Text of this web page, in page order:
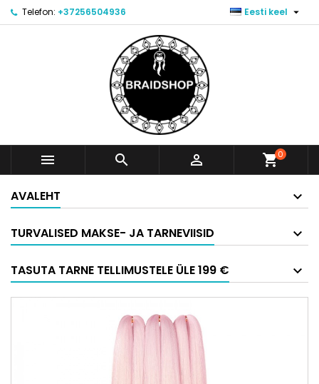
Telefon: +37256504936 Eesti keel 
   shopping_cart0
AVALEHT
TURVALISED MAKSE- JA TARNEVIISID
TASUTA TARNE TELLIMUSTELE ÜLE 199 €